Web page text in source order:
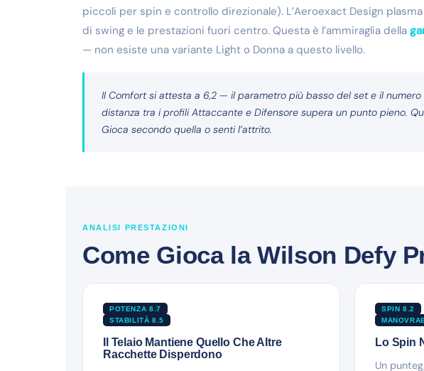
piccoli per spin e controllo direzionale). L’Aeroexact Design
di swing e le prestazioni fuori centro. Questa è l’ammiraglia della
— non esiste una variante Light o Donna a questo livello.
Il Comfort si attesta a 6,2 — il parametro più basso del set e il
distanza tra i profili Attaccante e Difensore supera un punto pieno.
Gioca secondo quella o senti l’attrito.
ANALISI PRESTAZIONI
Come Gioca la Wilson Defy
POTENZA 8.7
STABILITÀ 8.5
Il Telaio Mantiene Quello Che Altre
Racchette Disperdono
SPIN 8.2
Lo Spin
Un